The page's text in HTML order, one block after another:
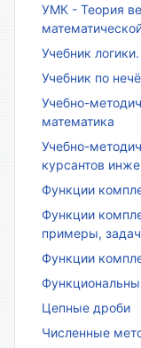
УМК - Теория
Учебник
Учебник по
Учебно-
математика
Учебно-
курсантов
Функции
Функции
примеры,
Функции
Цепные дроби
Численные